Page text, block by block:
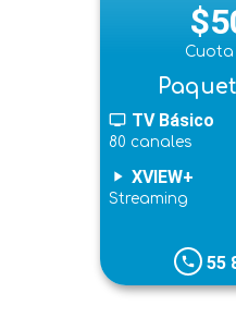
Cuota
tv TV Básico
80 canales
play_arrow XVIEW+
Streaming
phone 55